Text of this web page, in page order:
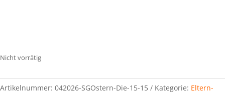
Nicht vorrätig
Artikelnummer: 042026-SGOstern-Die-15-15 Kategorie: Eltern-